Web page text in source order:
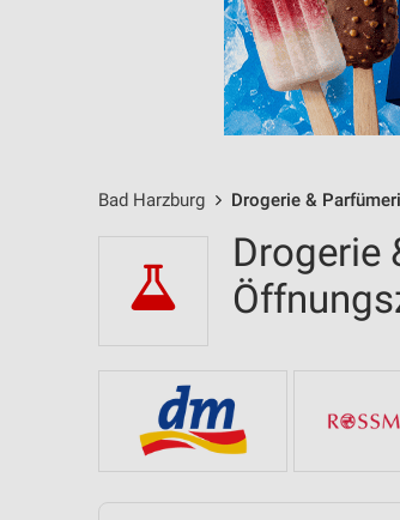
Bad Harzburg Drogerie &
Drogerie